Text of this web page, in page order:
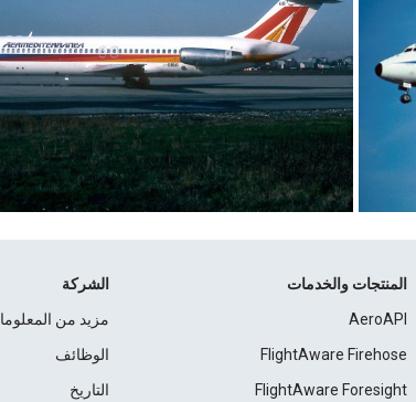
المنتجات والخدمات
AeroAPI
FlightAware Firehose
FlightAware Foresight
الشركة
مزيد من
الوظائف
التاريخ